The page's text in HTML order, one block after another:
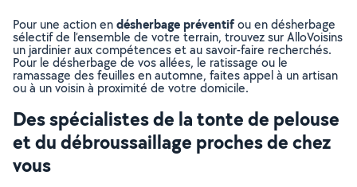
Pour une action endésherbage préventifou en désherbage
sélectif de l’ensemble de votre terrain, trouvez sur AlloVoisins
un jardinier aux compétences et au savoir-faire recherchés.
Pour le désherbage de vos allées, le ratissage ou le
ramassage des feuilles en automne, faites appel à un artisan
ou à un voisin à proximité de votre domicile.
Des spécialistes de la tonte de pelouse
et du débroussaillage proches de chez
vous